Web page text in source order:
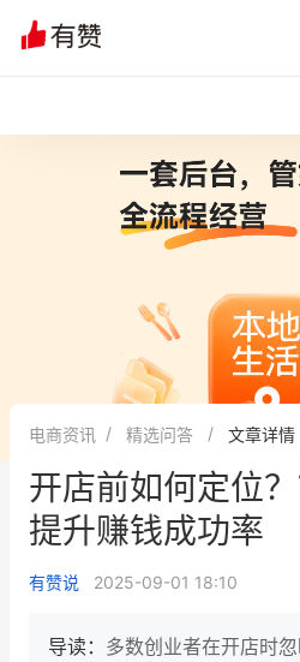
增长
有赞
新零
面对面聊增长
新零售大会
电商资讯 精选问答 文章详情
开店前如何定位
提升赚钱成功率
有赞说 2025-09-01 18:10
导读： 多数创业者在开店时